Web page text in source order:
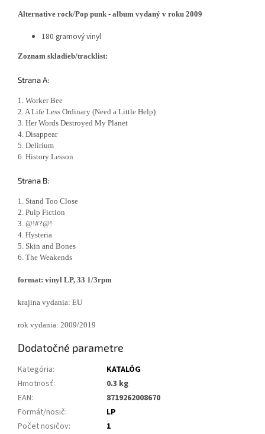
Alternative rock/Pop punk - album vydaný v roku 2009
180 gramový vinyl
Zoznam skladieb/tracklist:
Strana A:
1. Worker Bee
2. A Life Less Ordinary (Need a Little Help)
3. Her Words Destroyed My Planet
4. Disappear
5. Delirium
6. History Lesson
Strana B:
1. Stand Too Close
2. Pulp Fiction
3. @!#?@!
4. Hysteria
5. Skin and Bones
6. The Weakends
format: vinyl LP, 33 1/3rpm
krajina vydania: EU
rok vydania: 2009/2019
Dodatočné parametre
Kategória:
KATALÓG
Hmotnosť:
0.3 kg
EAN:
8719262008670
Formát/nosič:
LP
Počet nosičov:
1